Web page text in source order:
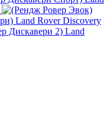
Land Rover Discovery
Land